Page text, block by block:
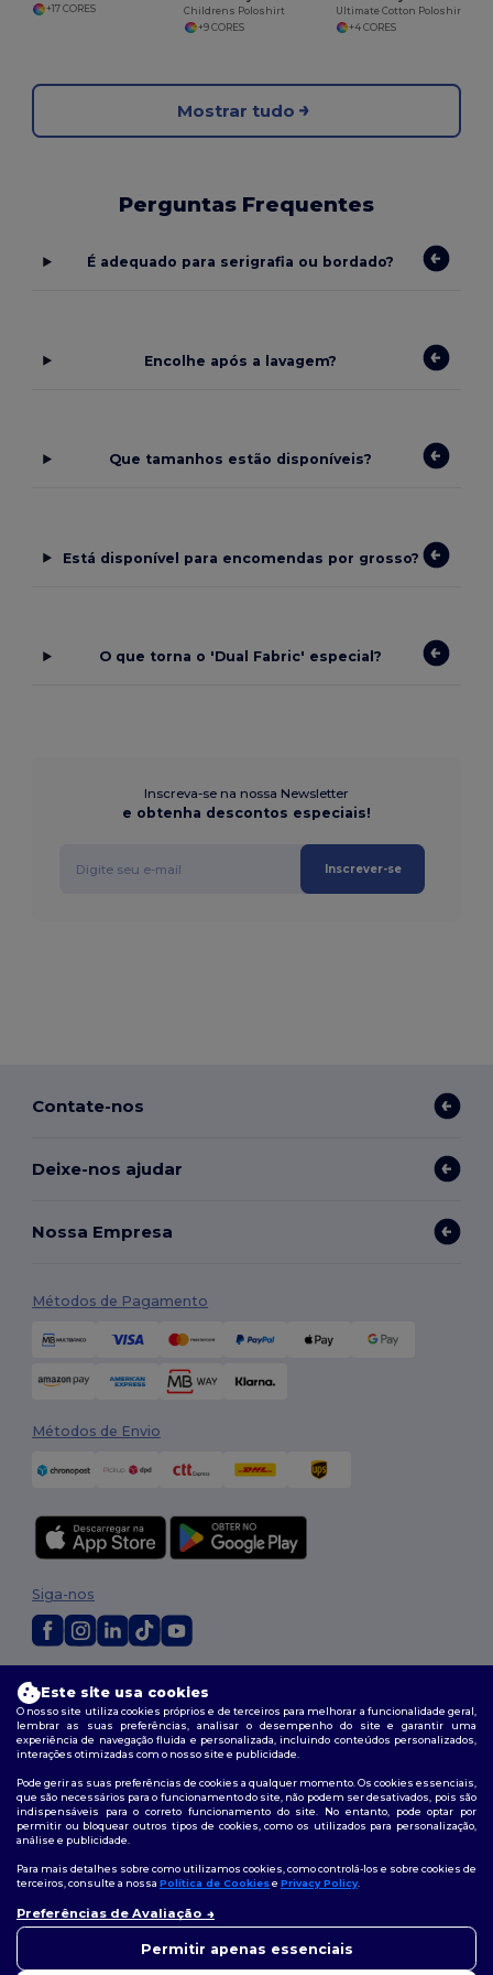
+17 CORES
Childrens Poloshirt
+9 CORES
Ultimate Cotton Poloshirt
+4 CORES
Mostrar tudo
Perguntas Frequentes
É adequado para serigrafia ou bordado?
Encolhe após a lavagem?
Que tamanhos estão disponíveis?
Está disponível para encomendas por grosso?
O que torna o 'Dual Fabric' especial?
Inscreva-se na nossa Newsletter
e obtenha descontos especiais!
Inscrever-se
Contate-nos
Deixe-nos ajudar
Nossa Empresa
Métodos de Pagamento
Métodos de Envio
Termos e Condições |Política de personalização
|Política de cookies|Mapa do Site
Siga-nos
Este site usa cookies
O nosso site utiliza cookies próprios e de terceiros para melhorar a funcionalidade geral,
lembrar as suas preferências, analisar o desempenho do site e garantir uma
experiência de navegação fluida e personalizada, incluindo conteúdos personalizados,
interações otimizadas com o nosso site e publicidade.
Pode gerir as suas preferências de cookies a qualquer momento. Os cookies essenciais,
que são necessários para o funcionamento do site, não podem ser desativados, pois são
indispensáveis para o correto funcionamento do site. No entanto, pode optar por
permitir ou bloquear outros tipos de cookies, como os utilizados para personalização,
análise e publicidade.
Para mais detalhes sobre como utilizamos cookies, como controlá-los e sobre cookies de
terceiros, consulte a nossa Política de Cookiese Privacy Policy.
Preferências de Avaliação
Permitir apenas essenciais
questão, pode contactar-nos a